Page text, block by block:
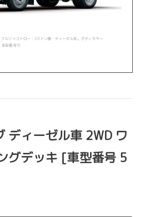
ルジャストロー・2.0トン積・ディーゼル車。ボディカラー
車型番号51
ディーゼル車 2WD ワ
グデッキ [車型番号 5